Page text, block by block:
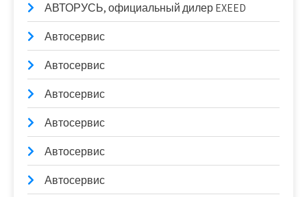
АВТОРУСЬ, официальный дилер EXEED
Автосервис
Автосервис
Автосервис
Автосервис
Автосервис
Автосервис